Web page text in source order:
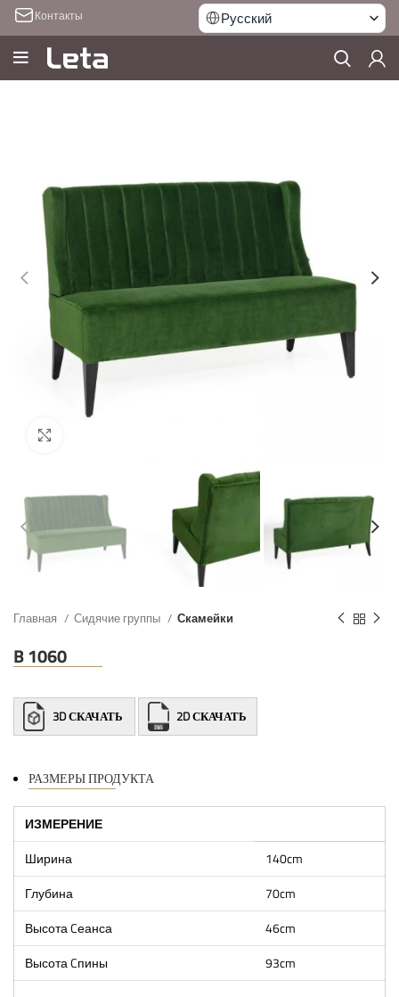
Контакты Русский
Главная Сидячие группы Скамейки
B 1060
3D СКАЧАТЬ 2D СКАЧАТЬ
РАЗМЕРЫ ПРОДУКТА
ИЗМЕРЕНИЕ
Ширина
140cm
Глубина
70cm
Высота Cеанса
46cm
Высота Cпины
93cm